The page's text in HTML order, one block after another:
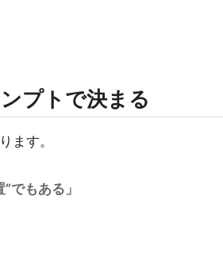
プトで決まる
ます。
でもある」